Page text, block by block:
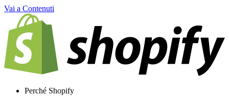
Vai a Contenuti
Perché Shopify